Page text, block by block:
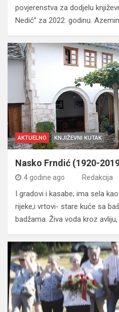
povjerenstva za dodjelu
Nedić” za 2022. godinu.
AKTUELNO KNJIŽEVNI KUTAK
Nasko Frndić (1920-
4 godine ago Redakcija
I gradovi i kasabe; ima sela
rijeke,i vrtovi- stare kuće sa
badžama. Živa voda kroz